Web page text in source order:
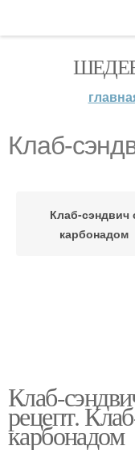
Клаб-
Клаб-сэндвич
карбонадом
Клаб-
рецепт.
карбонадом